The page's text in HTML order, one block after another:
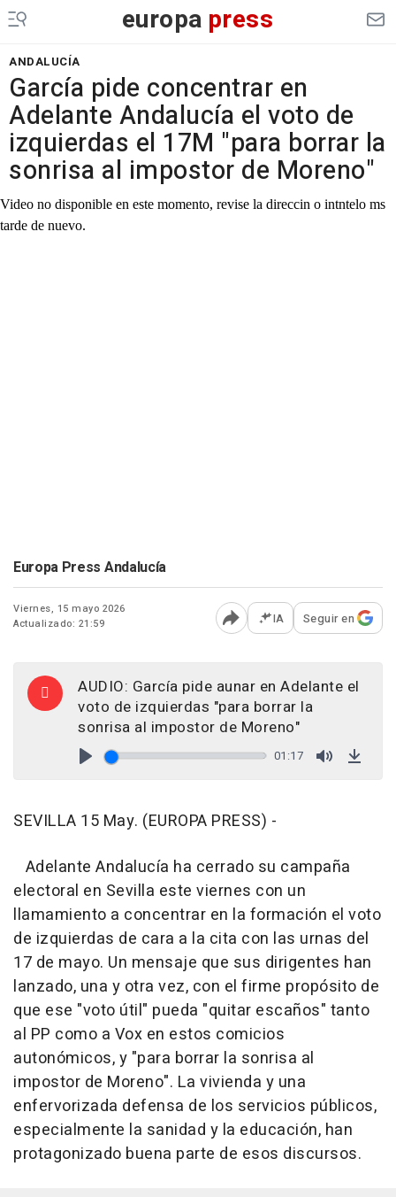
europa press
ANDALUCÍA
García pide concentrar en
Adelante Andalucía el voto de
izquierdas el 17M "para borrar la
sonrisa al impostor de Moreno"
Europa Press Andalucía
Viernes, 15 mayo 2026
Actualizado: 21:59
Abrir opciones para
IA Seguir en
AUDIO: García pide aunar en Adelante el
voto de izquierdas "para borrar la
sonrisa al impostor de Moreno"
01:17
SEVILLA 15 May. (EUROPA PRESS) -
Adelante Andalucía ha cerrado su campaña
electoral en Sevilla este viernes con un
llamamiento a concentrar en la formación el voto
de izquierdas de cara a la cita con las urnas del
17 de mayo. Un mensaje que sus dirigentes han
lanzado, una y otra vez, con el firme propósito de
que ese "voto útil" pueda "quitar escaños" tanto
al PP como a Vox en estos comicios
autonómicos, y "para borrar la sonrisa al
impostor de Moreno". La vivienda y una
enfervorizada defensa de los servicios públicos,
especialmente la sanidad y la educación, han
protagonizado buena parte de esos discursos.